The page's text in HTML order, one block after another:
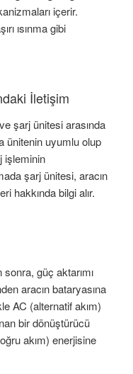
içerir.
ısınma gibi
İletişim
şarj ünitesi arasında
ünitenin uyumlu olup
işleminin
şarj ünitesi, aracın
hakkında bilgi alır.
güç aktarımı
aracın bataryasına
AC (alternatif akım)
bir dönüştürücü
akım) enerjisine